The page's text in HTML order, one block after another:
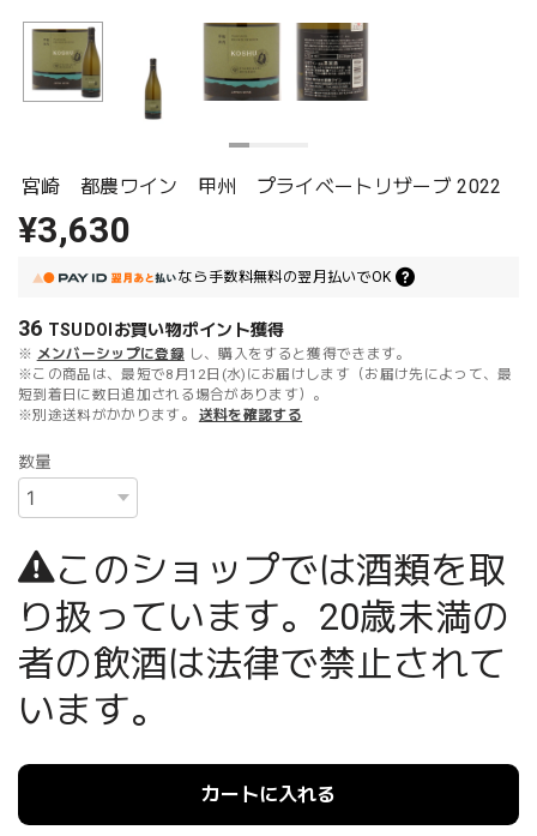
宮崎 都農ワイン 甲州 プライベートリザーブ 2022
¥3,630
なら 手数料無料の翌月払いでOK
36 TSUDOIお買い物ポイント獲得
※ メンバーシップに登録 し、購入をすると獲得できます。
※この商品は、最短で8月12日(水)にお届けします（お届け先によって、最
短到着日に数日追加される場合があります）。
※別途送料がかかります。
送料を確認する
数量
このショップでは酒類を取
り扱っています。20歳未満の
者の飲酒は法律で禁止されて
います。
カートに入れる